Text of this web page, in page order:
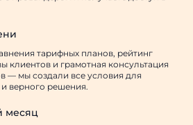
тарифных планов, рейтинг
клиентов и грамотная консультация
— мы создали все условия для
верного решения.
месяц